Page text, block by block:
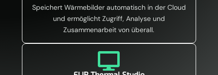
Speichert Wärmebilder automatisch in der Cloud
und ermöglicht Zugriff, Analyse und
Zusammenarbeit von überall.
